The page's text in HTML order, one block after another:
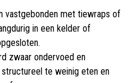
vastgebonden met tiewraps of
in een kelder of
zwaar ondervoed en
te weinig eten en